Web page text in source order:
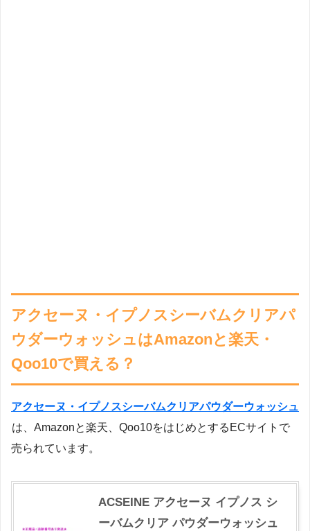
アクセーヌ・イプノスシーバムクリアパ
ウダーウォッシュはAmazonと楽天・
Qoo10で買える？
アクセーヌ・イプノスシーバムクリアパウダーウォッシュ
は、Amazonと楽天、Qoo10をはじめとするECサイトで
売られています。
ACSEINE アクセーヌ イプノス シ
ーバムクリア パウダーウォッシュ